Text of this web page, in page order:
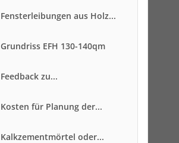
Fensterleibungen aus Holz...
Grundriss EFH 130-140qm
Feedback zu...
Kosten für Planung der...
Kalkzementmörtel oder...